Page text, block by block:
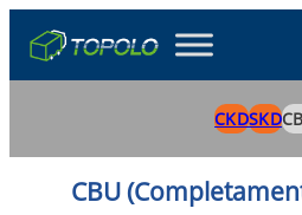
content
CKDSKD
CBU